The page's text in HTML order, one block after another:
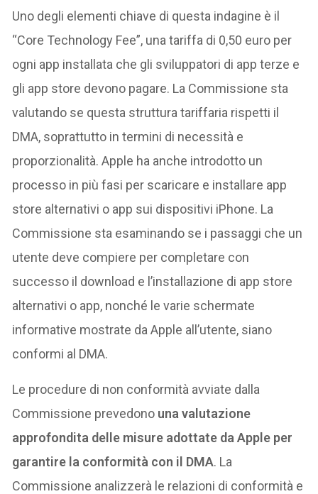
Uno degli elementi chiave di questa indagine è il
“Core Technology Fee”, una tariffa di 0,50 euro per
ogni app installata che gli sviluppatori di app terze e
gli app store devono pagare. La Commissione sta
valutando se questa struttura tariffaria rispetti il
DMA, soprattutto in termini di necessità e
proporzionalità. Apple ha anche introdotto un
processo in più fasi per scaricare e installare app
store alternativi o app sui dispositivi iPhone. La
Commissione sta esaminando se i passaggi che un
utente deve compiere per completare con
successo il download e l’installazione di app store
alternativi o app, nonché le varie schermate
informative mostrate da Apple all’utente, siano
conformi al DMA.
Le procedure di non conformità avviate dalla
Commissione prevedono una valutazione
approfondita delle misure adottate da Apple per
garantire la conformità con il DMA. La
Commissione analizzerà le relazioni di conformità e